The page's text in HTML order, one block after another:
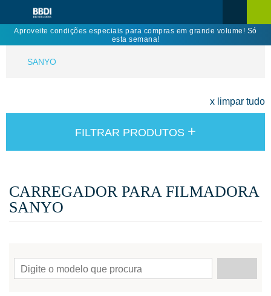
Aproveite condições especiais para compras em grande volume! Só
esta semana!
SANYO
x limpar tudo
FILTRAR PRODUTOS +
CARREGADOR PARA FILMADORA
SANYO